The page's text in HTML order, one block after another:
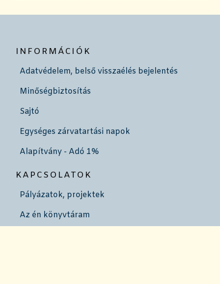
INFORMÁCIÓK
Adatvédelem, belső visszaélés bejelentés
Minőségbiztosítás
Sajtó
Egységes zárvatartási napok
Alapítvány - Adó 1%
KAPCSOLATOK
Pályázatok, projektek
Az én könyvtáram